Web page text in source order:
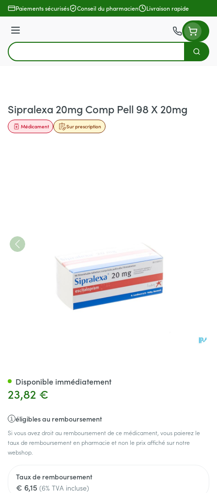
Aller au contenu
Paiements sécurisés Conseil du pharmacien Livraison rapide
Menu
Rechercher
Sipralexa 20mg Comp Pell 98 X 20mg
Sur prescription
Médicament
23,82 €
éligibles au remboursement
Si vous avez droit au remboursement de ce médicament, vous paierez le
taux de remboursement en pharmacie et non le prix affiché sur notre
webshop.
Taux de remboursement
€ 6,15 (6% TVA incluse)
Disponible immédiatement